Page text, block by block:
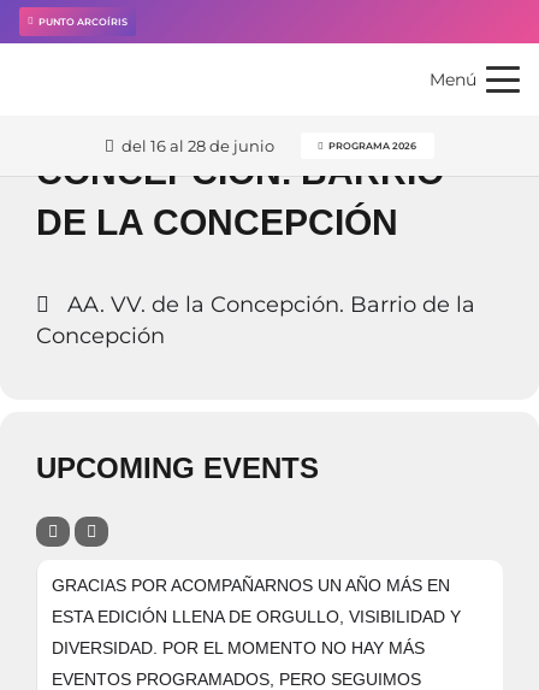
PUNTO ARCOÍRIS
Menú
del 16 al 28 de junio PROGRAMA 2026
Events at this location
CONCEPCIÓN. BARRIO
DE LA CONCEPCIÓN
AA. VV. de la Concepción. Barrio de la
Concepción
UPCOMING EVENTS
GRACIAS POR ACOMPAÑARNOS UN AÑO MÁS EN
ESTA EDICIÓN LLENA DE ORGULLO, VISIBILIDAD Y
DIVERSIDAD. POR EL MOMENTO NO HAY MÁS
EVENTOS PROGRAMADOS, PERO SEGUIMOS